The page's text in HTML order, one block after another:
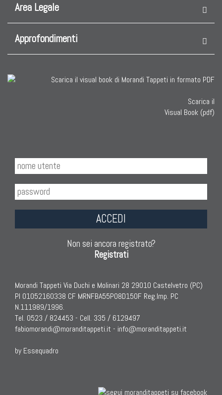
Area Legale
Approfondimenti
Scarica il
Visual Book (pdf)
ACCEDI
Non sei ancora registrato?
Registrati
Morandi Tappeti Via Duchi e Molinari 28 29010 Castelvetro (PC)
PI 01052160338 CF MRNFBA55P08D150F Reg.Imp. PC
N.111989/1996.
Tel. 0523 / 824453 - Cell. 335 / 6129497
fabiomorandi@moranditappeti.it - info@moranditappeti.it
by Essequadro